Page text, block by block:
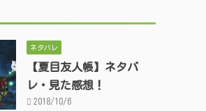
ネタバレ
【夏目友人帳】ネタバ
レ・見た感想！
2018/10/6